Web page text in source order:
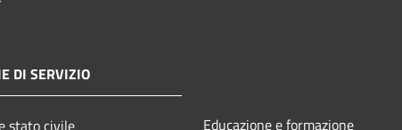
DI SERVIZIO
stato civile
Educazione e formazione